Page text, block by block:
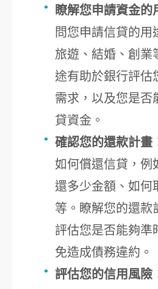
瞭解您申請資金的
問您申請信貸的用
旅遊、結婚、創業
途有助於銀行評估
需求，以及您是否
貸資金。
確認您的還款計畫
如何償還信貸，例
還多少金額、如何
等。瞭解您的還款
評估您是否能夠準
免造成債務違約。
評估您的信用風險